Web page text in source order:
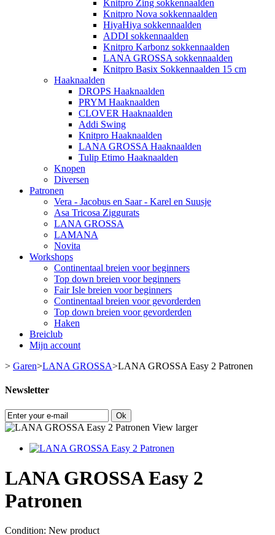
Knitpro Zing sokkennaalden
Knitpro Nova sokkennaalden
HiyaHiya sokkennaalden
ADDI sokkennaalden
Knitpro Karbonz sokkennaalden
LANA GROSSA sokkennaalden
Knitpro Basix Sokkennaalden 15 cm
Haaknaalden
DROPS Haaknaalden
PRYM Haaknaalden
CLOVER Haaknaalden
Addi Swing
Knitpro Haaknaalden
LANA GROSSA Haaknaalden
Tulip Etimo Haaknaalden
Knopen
Diversen
Patronen
Vera - Jacobus en Saar - Karel en Suusje
Asa Tricosa Ziggurats
LANA GROSSA
LAMANA
Novita
Workshops
Continentaal breien voor beginners
Top down breien voor beginners
Fair Isle breien voor beginners
Continentaal breien voor gevorderden
Top down breien voor gevorderden
Haken
Breiclub
Mijn account
> Garen>LANA GROSSA>LANA GROSSA Easy 2 Patronen
Newsletter
Ok
View larger
LANA GROSSA Easy 2
Patronen
Condition: New product